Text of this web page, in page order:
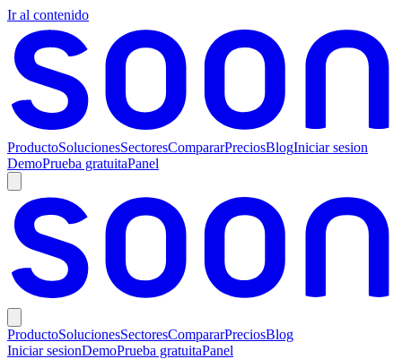
Ir al contenido
ProductoSolucionesSectoresCompararPreciosBlogIniciar sesion
DemoPrueba gratuitaPanel
ProductoSolucionesSectoresCompararPreciosBlog
Iniciar sesionDemoPrueba gratuitaPanel